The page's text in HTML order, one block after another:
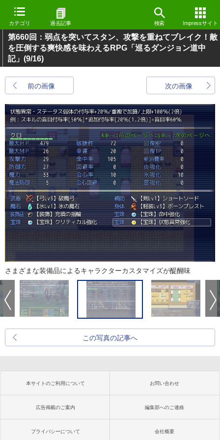
カテゴリ 過去記事 検索 Impressサイト
第660回：弱点を突いてスタン、攻撃を重ねてブレイク！敵
を圧倒する爽快感を味わえるRPG「巡るダンジョン道中
記」 (9/16)
前の画像 次の画像
さまざまな装備品によるキャラクターカスタマイズが醍醐味
この写真の記事へ
本サイトのご利用について お問い合わせ
広告掲載のご案内 編集部へのご連絡
プライバシーについて 会社概要